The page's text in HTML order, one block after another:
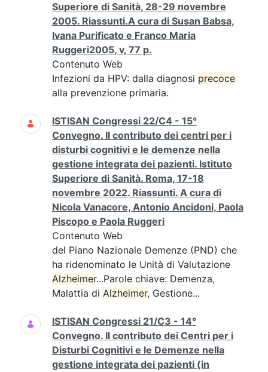
Superiore di Sanità, 28-29 novembre
2005. Riassunti.A cura di Susan Babsa,
Ivana Purificato e Franco Maria
Ruggeri2005, v, 77 p.
Contenuto Web
Infezioni da HPV: dalla diagnosi precoce
alla prevenzione primaria.
ISTISAN Congressi 22/C4 - 15°
Convegno. Il contributo dei centri per i
disturbi cognitivi e le demenze nella
gestione integrata dei pazienti. Istituto
Superiore di Sanità. Roma, 17-18
novembre 2022. Riassunti. A cura di
Nicola Vanacore, Antonio Ancidoni, Paola
Piscopo e Paola Ruggeri
Contenuto Web
del Piano Nazionale Demenze (PND) che
ha ridenominato le Unità di Valutazione
Alzheimer...Parole chiave: Demenza,
Malattia di Alzheimer, Gestione...
ISTISAN Congressi 21/C3 - 14°
Convegno. Il contributo dei Centri per i
Disturbi Cognitivi e le Demenze nella
gestione integrata dei pazienti (in